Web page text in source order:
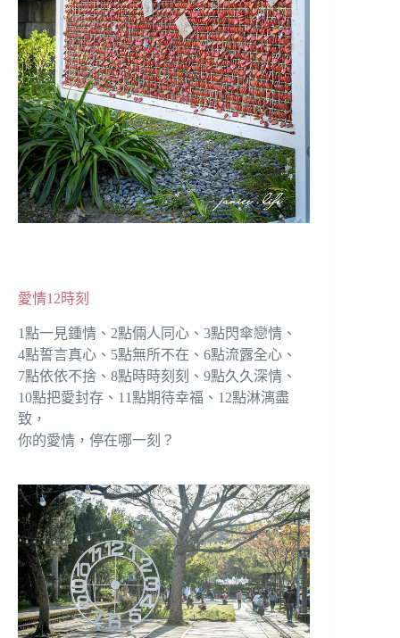
愛情12時刻
1點一見鍾情、2點倆人同心、3點閃傘戀情、
4點誓言真心、5點無所不在、6點流露全心、
7點依依不捨、8點時時刻刻、9點久久深情、
10點把愛封存、11點期待幸福、12點淋漓盡
致，
你的愛情，停在哪一刻？